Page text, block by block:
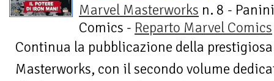
Marvel Masterworks n. 8 - Panini
Comics - Reparto Marvel Comics
Continua la pubblicazione della
Masterworks, con il secondo volume